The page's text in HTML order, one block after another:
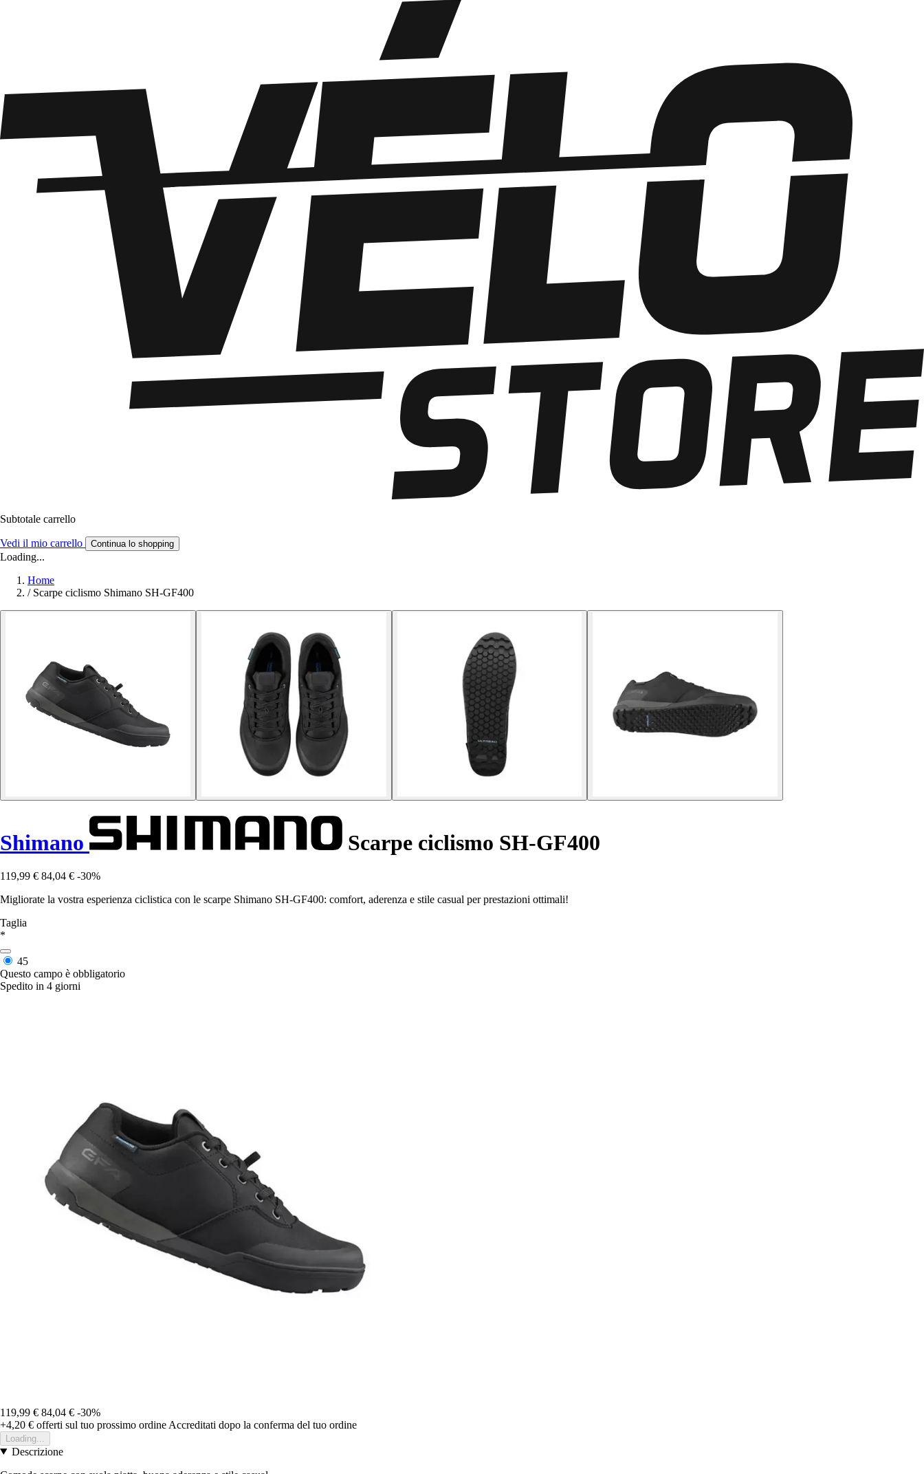
Subtotale carrello
Vedi il mio carrello Continua lo shopping
Loading...
Home
/ Scarpe ciclismo Shimano SH-GF400
Shimano Scarpe ciclismo SH-GF400
119,99 € 84,04 € -30%
Migliorate la vostra esperienza ciclistica con le scarpe Shimano SH-GF400: comfort, aderenza e stile casual per prestazioni ottimali!
Taglia
*
45
Questo campo è obbligatorio
Spedito in 4 giorni
119,99 € 84,04 € -30%
+4,20 € offerti sul tuo prossimo ordine Accreditati dopo la conferma del tuo ordine
Loading...
Descrizione